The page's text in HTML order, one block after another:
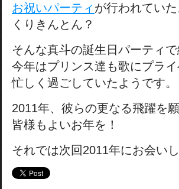
お祝いパーティ が行われていた
くりきんとん？
そんな真斗の誕生日パーティ
今年はプリンス達も歌にプライ
忙しく過ごしていたようです。
2011年、彼らの更なる飛躍を
皆様もよいお年を！
それでは次回2011年にお会い